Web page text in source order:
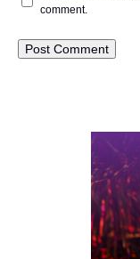
comment.